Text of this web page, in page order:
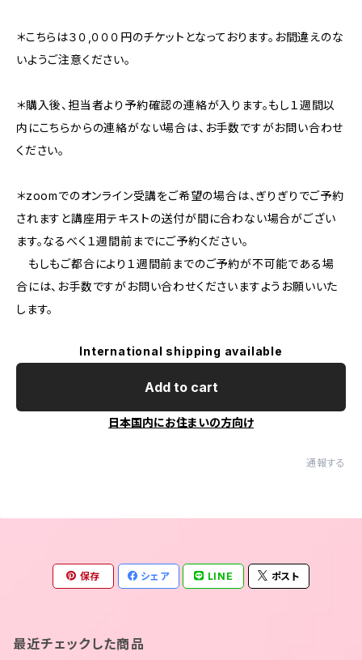
＊こちらは３０,０００円のチケットとなっております。お間違えのな
いようご注意ください。
＊購入後、担当者より予約確認の連絡が入ります。もし１週間以
内にこちらからの連絡がない場合は、お手数ですがお問い合わせ
ください。
＊zoomでのオンライン受講をご希望の場合は、ぎりぎりでご予約
されますと講座用テキストの送付が間に合わない場合がござい
ます。なるべく１週間前までにご予約ください。
もしもご都合により１週間前までのご予約が不可能である場
合には、お手数ですがお問い合わせくださいますようお願いいた
します。
International shipping available
Add to cart
日本国内にお住まいの方向け
通報する
保存 シェア LINE ポスト
最近チェックした商品